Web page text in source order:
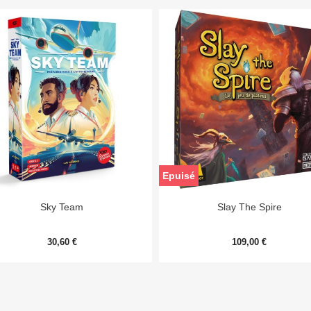
Aperçu rapide
Sky Team
30,60 €
Aperçu rapide
Slay The Spire
109,00 €
Epuisé